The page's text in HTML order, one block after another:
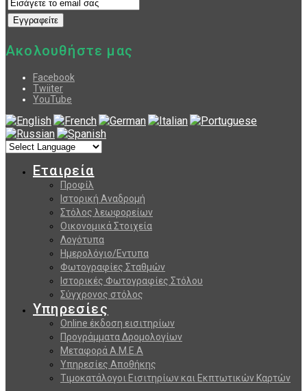
Ακολουθήστε μας
Facebook
Twiiter
YouTube
Εταιρεία
Προφίλ
Ιστορική Αναδρομή
Στόλος λεωφορείων
Οικονομικά Στοιχεία
Λογότυπα
Ημερολόγιο/Εντυπα
Φωτογραφίες Σταθμών
Ιστορικές Φωτογραφίες Στόλου
Σύγχρονος στόλος
Υπηρεσίες
Online έκδοση εισιτηρίων
Προγράμματα Δρομολογίων
Μεταφορά Α.Μ.Ε.Α
Υπηρεσίες Αποθήκης
Τιμοκατάλογοι Εισιτηρίων και Εκπτωτικών Καρτών